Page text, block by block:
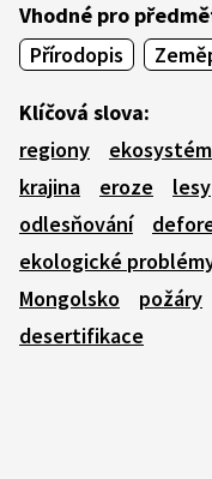
Vhodné pro
Přírodopis
Klíčová slova:
regiony
ekosystém
krajina
eroze lesy
odlesňování
ekologické
Mongolsko
požáry
desertifikace